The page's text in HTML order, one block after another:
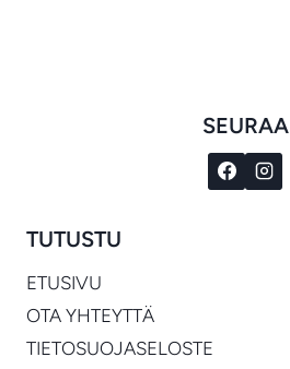
SEURAA
TUTUSTU
ETUSIVU
OTA YHTEYTTÄ
TIETOSUOJASELOSTE